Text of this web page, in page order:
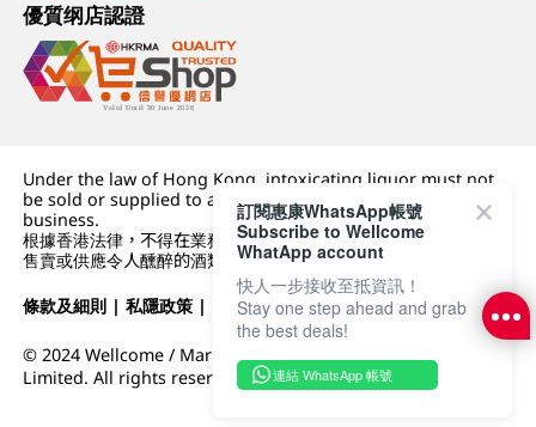
優質纲店認證
Under the law of Hong Kong, intoxicating liquor must not
be sold or supplied to a minor (under 18) in the course of
business.
根據香港法律，不得在業務過程中，向未成年人 (18 歲以下人士)
售賣或供應令人醺醉的酒類。
條款及細則 |私隱政策 | DFI零售集團
© 2024 Wellcome / Market Place. The Dairy Farm Company
Limited. All rights reserved.
訂閱惠康WhatsApp帳號
Subscribe to Wellcome
WhatApp account
快人一步接收至抵資訊！
Stay one step ahead and grab
the best deals!
連結 WhatsApp 帳號